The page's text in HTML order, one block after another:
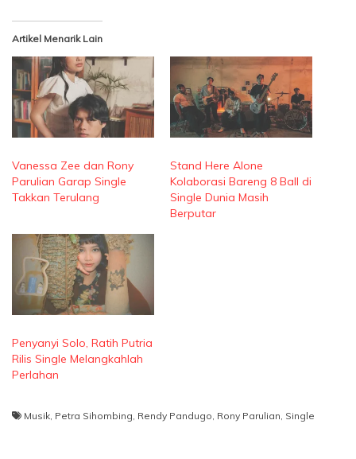
Artikel Menarik Lain
Vanessa Zee dan Rony
Parulian Garap Single
Takkan Terulang
Stand Here Alone
Kolaborasi Bareng 8 Ball di
Single Dunia Masih
Berputar
Penyanyi Solo, Ratih Putria
Rilis Single Melangkahlah
Perlahan
Musik, Petra Sihombing, Rendy Pandugo, Rony Parulian, Single